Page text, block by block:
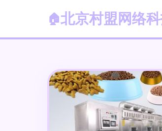
北京村盟网络